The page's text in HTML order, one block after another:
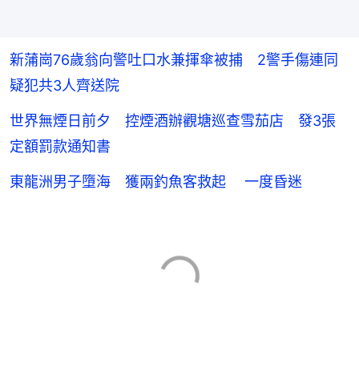
新蒲崗76歲翁向警吐口水兼揮傘被捕 2警手傷連同
疑犯共3人齊送院
世界無煙日前夕 控煙酒辦觀塘巡查雪茄店 發3張
定額罰款通知書
東龍洲男子墮海 獲兩釣魚客救起 一度昏迷